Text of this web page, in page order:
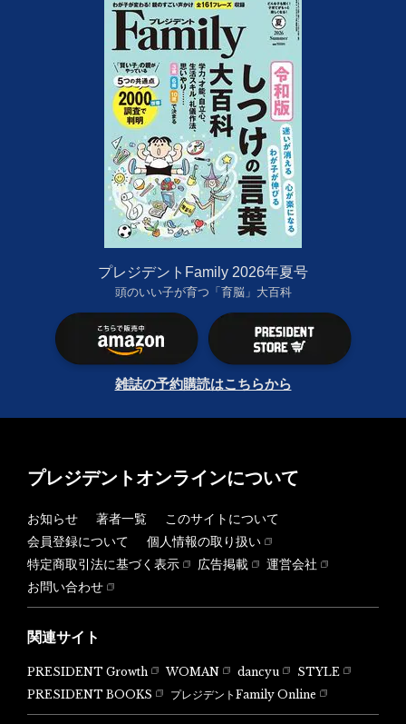
プレジデントFamily 2026年夏号
頭のいい子が育つ「育脳」大百科
雑誌の予約購読はこちらから
プレジデントオンラインについて
お知らせ 著者一覧
このサイトについて
会員登録について
個人情報の取り扱い
特定商取引法に基づく表示
広告掲載
運営会社
お問い合わせ
関連サイト
PRESIDENT Growth WOMAN dancyu
STYLE
PRESIDENT BOOKS
プレジデントFamily Online